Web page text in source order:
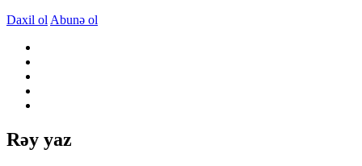
Daxil ol Abunə ol
Rəy yaz